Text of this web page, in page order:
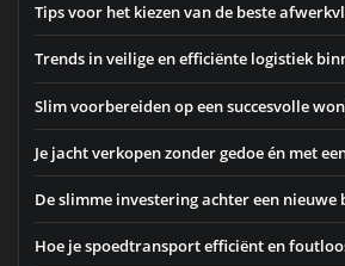
Tips voor het kiezen van de beste
Trends in veilige en efficiënte logistiek
Slim voorbereiden op een succesvolle
Je jacht verkopen zonder gedoe én met
De slimme investering achter een nieuwe
Hoe je spoedtransport efficiënt en